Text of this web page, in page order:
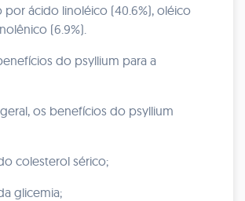
ácido linoléico (40.6%), oléico
(6.9%).
do psyllium para a
os benefícios do psyllium
colesterol sérico;
glicemia;